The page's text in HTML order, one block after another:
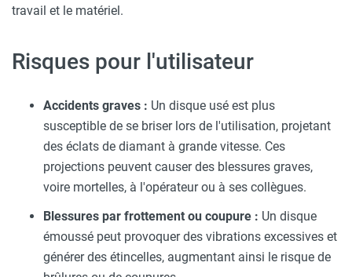
travail et le matériel.
Risques pour l'utilisateur
Accidents graves : Un disque usé est plus
susceptible de se briser lors de l'utilisation, projetant
des éclats de diamant à grande vitesse. Ces
projections peuvent causer des blessures graves,
voire mortelles, à l'opérateur ou à ses collègues.
Blessures par frottement ou coupure : Un disque
émoussé peut provoquer des vibrations excessives et
générer des étincelles, augmentant ainsi le risque de